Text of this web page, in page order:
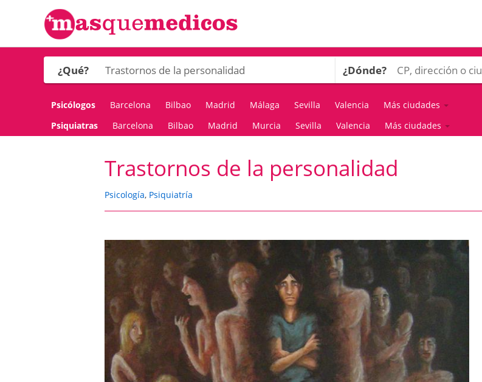
¿Qué? ¿Dónde?
Psicólogos Barcelona Bilbao Madrid Málaga Sevilla Valencia
Más ciudades
Psiquiatras
Barcelona Bilbao Madrid Murcia Sevilla Valencia Más ciudades
Trastornos de la personalidad
Psicología, Psiquiatría